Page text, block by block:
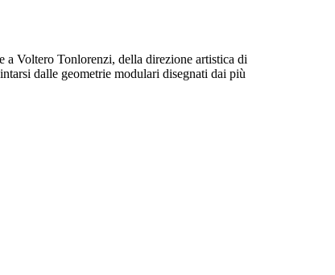
Voltero Tonlorenzi, della direzione artistica di
dalle geometrie modulari disegnati dai più